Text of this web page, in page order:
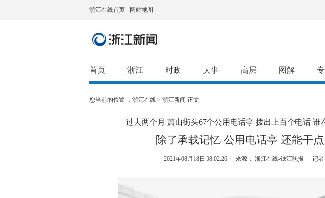
浙江在线首页 网站地图
首页 浙江 时政 人事 高层 图解
您当前的位置 ： 浙江在线 > 浙江新闻 正文
过去两个月 萧山街头67个公用电话亭 拨出上百个电话 谁
除了承载记忆 公用电话亭 还能干点
2021年08月18日 08:02:26 来源： 浙江在线-钱江晚报 记